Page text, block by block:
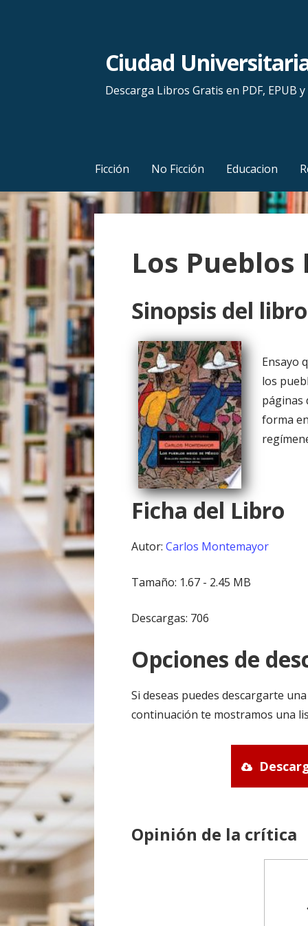
n
t
e
n
i
d
o
Ciudad
Descarga Libros Gratis en PDF, EPUB y
Ficción No Ficción Educacion
Los
Sinopsis del libro
Ensayo
los
páginas
forma
Ficha del Libro
Autor:Carlos Montemayor
Tamaño: 1.67 - 2.45 MB
Descargas: 706
Opciones de
Si deseas puedes descargarte
continuación te mostramos una
Opinión de la crítica